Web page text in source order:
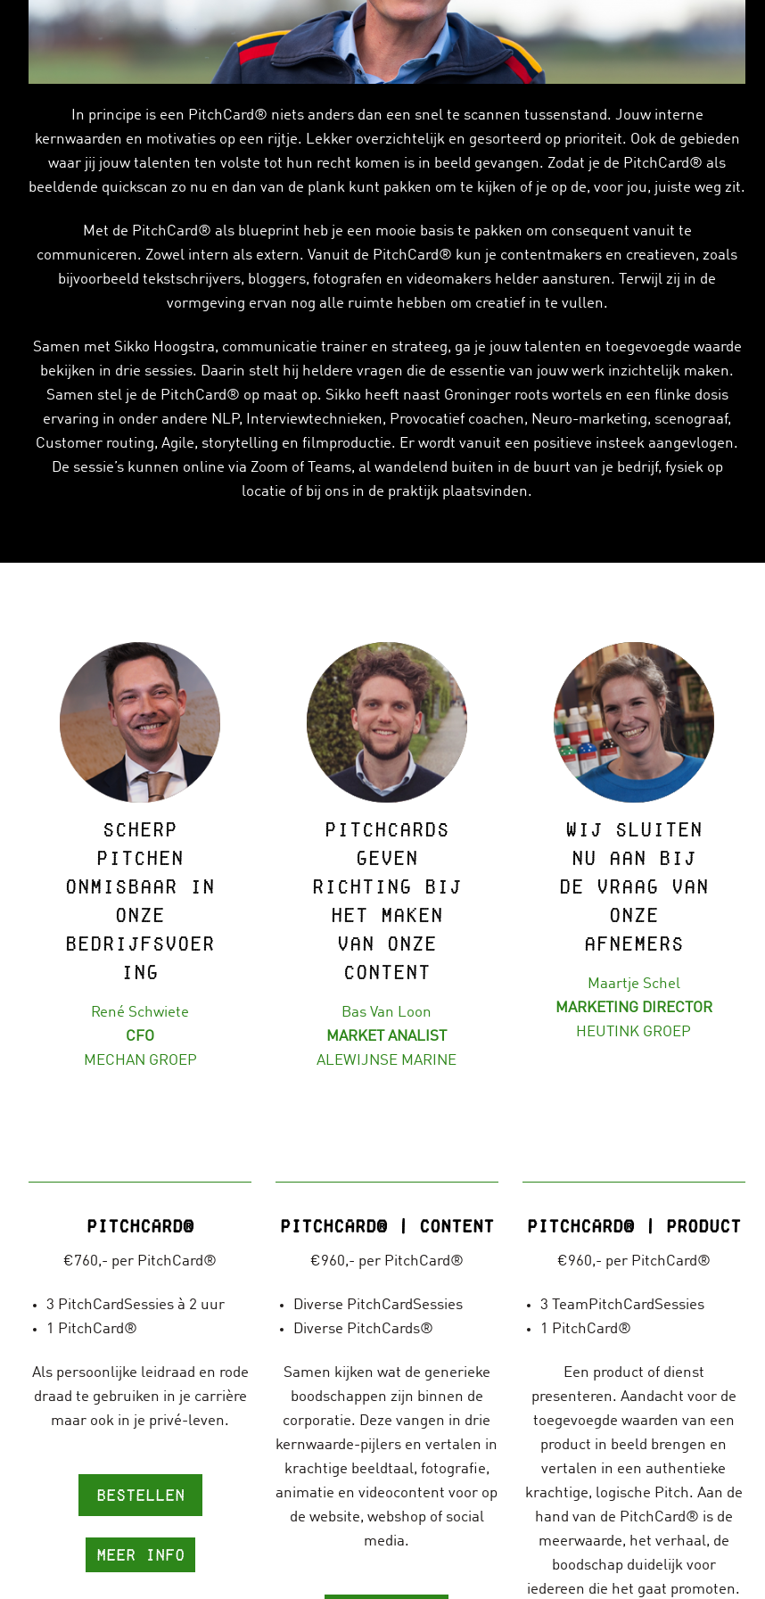
In principe is een PitchCard® niets anders dan een snel te scannen tussenstand. Jouw interne
kernwaarden en motivaties op een rijtje. Lekker overzichtelijk en gesorteerd op prioriteit. Ook de gebieden
waar jij jouw talenten ten volste tot hun recht komen is in beeld gevangen. Zodat je de PitchCard® als
beeldende quickscan zo nu en dan van de plank kunt pakken om te kijken of je op de, voor jou, juiste weg zit.
Met de PitchCard® als blueprint heb je een mooie basis te pakken om consequent vanuit te
communiceren. Zowel intern als extern. Vanuit de PitchCard® kun je contentmakers en creatieven, zoals
bijvoorbeeld tekstschrijvers, bloggers, fotografen en videomakers helder aansturen. Terwijl zij in de
vormgeving ervan nog alle ruimte hebben om creatief in te vullen.
Samen met Sikko Hoogstra, communicatie trainer en strateeg, ga je jouw talenten en toegevoegde waarde
bekijken in drie sessies. Daarin stelt hij heldere vragen die de essentie van jouw werk inzichtelijk maken.
Samen stel je de PitchCard® op maat op. Sikko heeft naast Groninger roots wortels en een flinke dosis
ervaring in onder andere NLP, Interviewtechnieken, Provocatief coachen, Neuro-marketing, scenograaf,
Customer routing, Agile, storytelling en filmproductie. Er wordt vanuit een positieve insteek aangevlogen.
De sessie’s kunnen online via Zoom of Teams, al wandelend buiten in de buurt van je bedrijf, fysiek op
locatie of bij ons in de praktijk plaatsvinden.
Scherp
pitchen
onmisbaar in
onze
bedrijfsvoer
ing
René Schwiete
CFO
MECHAN GROEP
Pitchcards
geven
richting bij
het maken
van onze
content
Bas Van Loon
MARKET ANALIST
ALEWIJNSE MARINE
Wij sluiten
nu aan bij
de vraag van
onze
afnemers
Maartje Schel
MARKETING DIRECTOR
HEUTINK GROEP
PitchCard®
€760,- per PitchCard®
3 PitchCardSessies à 2 uur
1 PitchCard®
Als persoonlijke leidraad en rode
draad te gebruiken in je carrière
maar ook in je privé-leven.
Bestellen
Meer info
PitchCard® | Content
€960,- per PitchCard®
Diverse PitchCardSessies
Diverse PitchCards®
Samen kijken wat de generieke
boodschappen zijn binnen de
corporatie. Deze vangen in drie
kernwaarde-pijlers en vertalen in
krachtige beeldtaal, fotografie,
animatie en videocontent voor op
de website, webshop of social
media.
PitchCard® | Product
€960,- per PitchCard®
3 TeamPitchCardSessies
1 PitchCard®
Een product of dienst
presenteren. Aandacht voor de
toegevoegde waarden van een
product in beeld brengen en
vertalen in een authentieke
krachtige, logische Pitch. Aan de
hand van de PitchCard® is de
meerwaarde, het verhaal, de
boodschap duidelijk voor
iedereen die het gaat promoten.